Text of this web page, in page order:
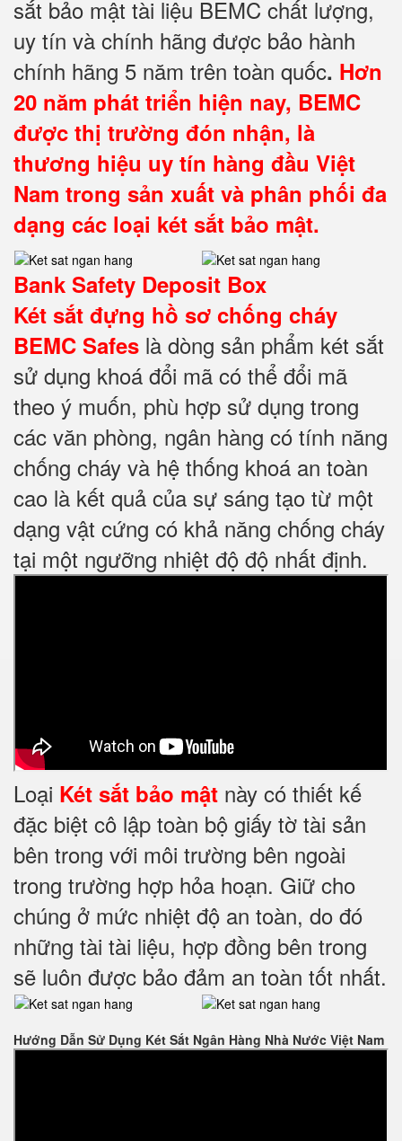
sắt bảo mật tài liệu BEMC chất lượng,
uy tín và chính hãng được bảo hành
chính hãng 5 năm trên toàn quốc. Hơn
20 năm phát triển hiện nay, BEMC
được thị trường đón nhận, là
thương hiệu uy tín hàng đầu Việt
Nam trong sản xuất và phân phối đa
dạng các loại két sắt bảo mật.
Bank Safety Deposit Box
Két sắt đựng hồ sơ chống cháy
BEMC Safes là dòng sản phẩm két sắt
sử dụng khoá đổi mã có thể đổi mã
theo ý muốn, phù hợp sử dụng trong
các văn phòng, ngân hàng có tính năng
chống cháy và hệ thống khoá an toàn
cao là kết quả của sự sáng tạo từ một
dạng vật cứng có khả năng chống cháy
tại một ngưỡng nhiệt độ độ nhất định.
Loại Két sắt bảo mật này có thiết kế
đặc biệt cô lập toàn bộ giấy tờ tài sản
bên trong với môi trường bên ngoài
trong trường hợp hỏa hoạn. Giữ cho
chúng ở mức nhiệt độ an toàn, do đó
những tài tài liệu, hợp đồng bên trong
sẽ luôn được bảo đảm an toàn tốt nhất.
Hướng Dẫn Sử Dụng Két Sắt Ngân Hàng Nhà Nước Việt Nam